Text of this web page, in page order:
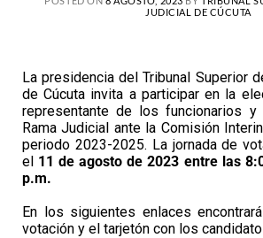
JUDICIAL DE CÚCUTA
La presidencia del Tribunal Superior
de Cúcuta invita a participar en la
representante de los funcionarios
Rama Judicial ante la Comisión
periodo 2023-2025. La jornada de
el 11 de agosto de 2023 entre las
p.m.
En los siguientes enlaces
votación y el tarjetón con los